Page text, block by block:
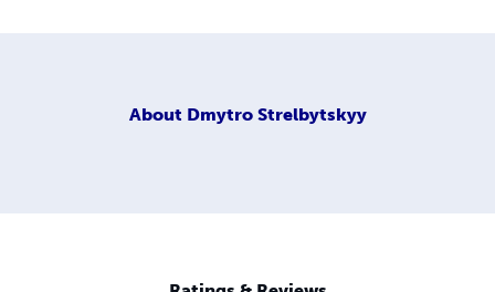
About Dmytro Strelbytskyy